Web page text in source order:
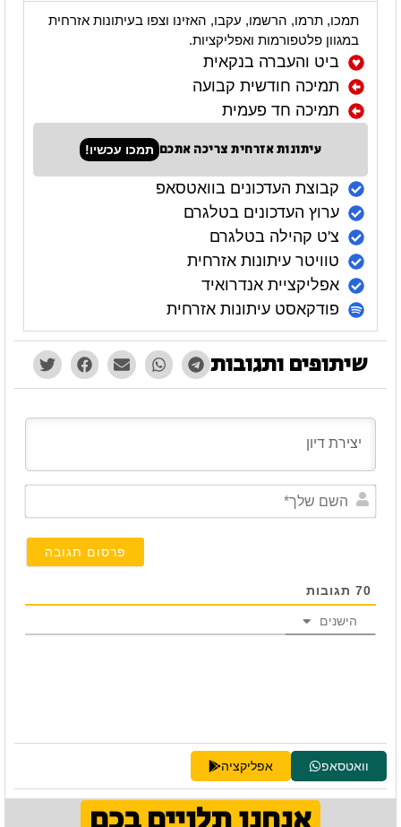
תמכו, תרמו, הרשמו, עקבו, האזינו וצפו בעיתונות אזרחית
במגוון פלטפורמות ואפליקציות.
ביט והעברה בנקאית
תמיכה חודשית קבועה
תמיכה חד פעמית
עיתונות אזרחית צריכה אתכם תמכו עכשיו!
קבוצת העדכונים בוואטסאפ
ערוץ העדכונים בטלגרם
צ'ט קהילה בטלגרם
טוויטר עיתונות אזרחית
אפליקציית אנדרואיד
פודקאסט עיתונות אזרחית
שיתופים ותגובות
70 תגובות
הישנים
וואטסאפ אפליקציה